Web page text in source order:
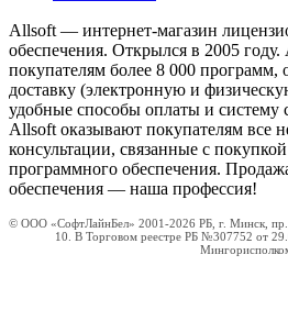
Allsoft — интернет-магазин
обеспечения. Открылся в 2005 году.
покупателям более 8 000 программ,
доставку (электронную и
удобные способы оплаты и систему
Allsoft оказывают покупателям все
консультации, связанные с
программного обеспечения.
обеспечения — наша профессия!
© ООО «СофтЛайнБел» 2001-2026 РБ, г. Минск, пр.
10. В Торговом реестре РБ №307752 от